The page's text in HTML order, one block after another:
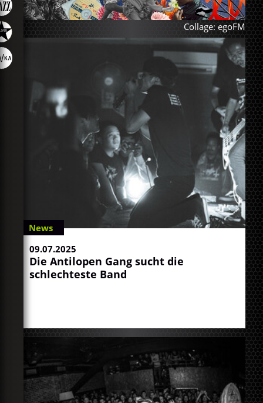
Collage: egoFM
News
09.07.2025
Die Antilopen Gang sucht die
schlechteste Band